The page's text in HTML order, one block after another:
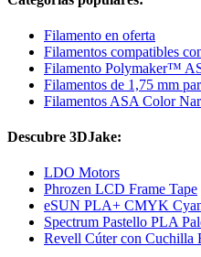
Filamento en oferta
Filamentos compatibles
Filamento Polymaker™
Filamentos de 1,75 mm
Filamentos ASA Color
Descubre 3DJake:
LDO Motors
Phrozen LCD Frame Tape
eSUN PLA+ CMYK
Spectrum Pastello PLA
Revell Cúter con Cuchilla